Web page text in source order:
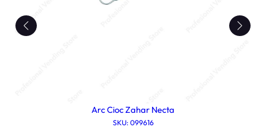
Arc Cioc Zahar Necta
SKU: 099616